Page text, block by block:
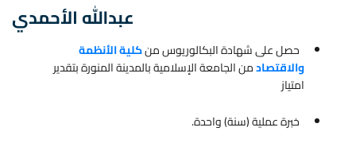
عبدالله الأحمدي
حصل على شهادة البكالوريوس منكلية الأنظمة
والاقتصادمن الجامعة الإسلامية بالمدينة المنورة بتقدير
امتياز
خبرة عملية (سنة) واحدة.